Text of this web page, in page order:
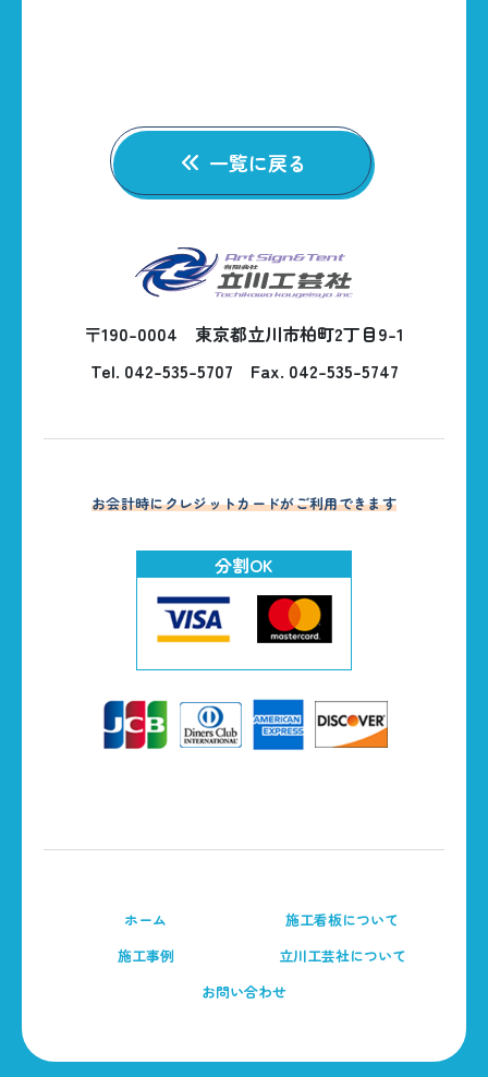
一覧に戻る
〒190-0004 東京都立川市柏町2丁目9-1
Tel. 042-535-5707 Fax. 042-535-5747
お会計時にクレジットカードがご利用できます
分割OK
ホーム
施工看板について
施工事例
立川工芸社について
お問い合わせ